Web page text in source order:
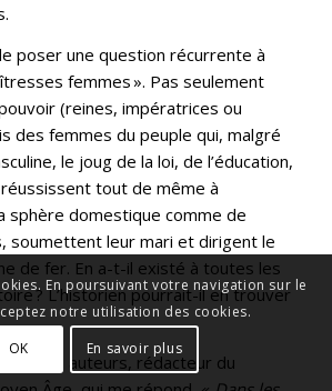
poser une question récurrente à
femmes ». Pas seulement
(reines, impératrices ou
des femmes du peuple qui, malgré
le joug de la loi, de l’éducation,
tout de même à
sphère domestique comme de
soumettent leur mari et dirigent le
de fer. En a-t-il existé à toutes les
? L’historien pourrait-il en trouver
l’un des auteurs, rédacteur du
En poursuivant votre navigation sur le
notre utilisation des cookies.
OK
En savoir plus